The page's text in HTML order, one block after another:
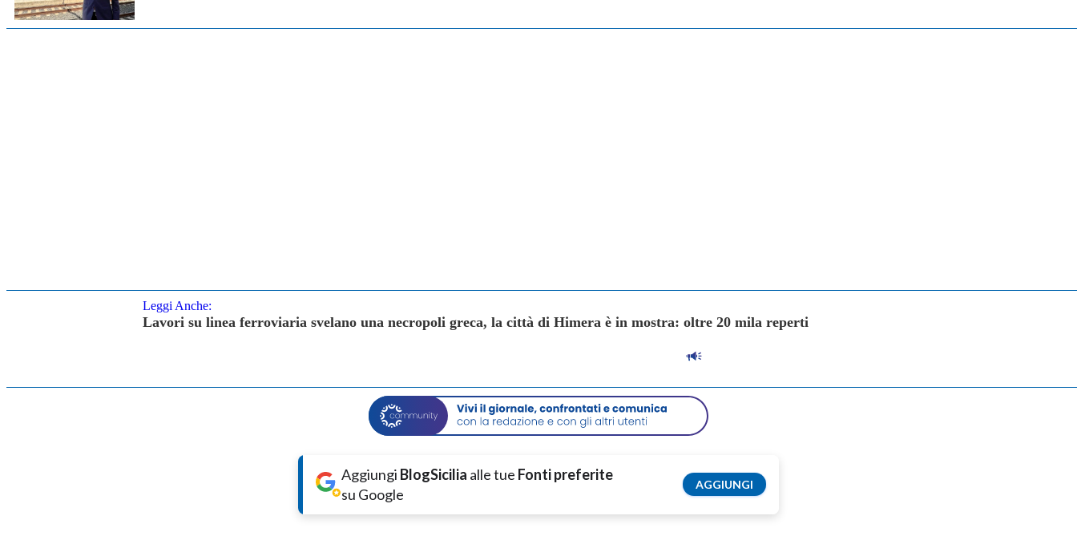
Leggi Anche:
Lavori su linea ferroviaria svelano una necropoli greca, la città di Himera è in mostra: oltre 20 mila reperti
Aggiungi BlogSicilia alle tue Fonti preferite
su Google
AGGIUNGI